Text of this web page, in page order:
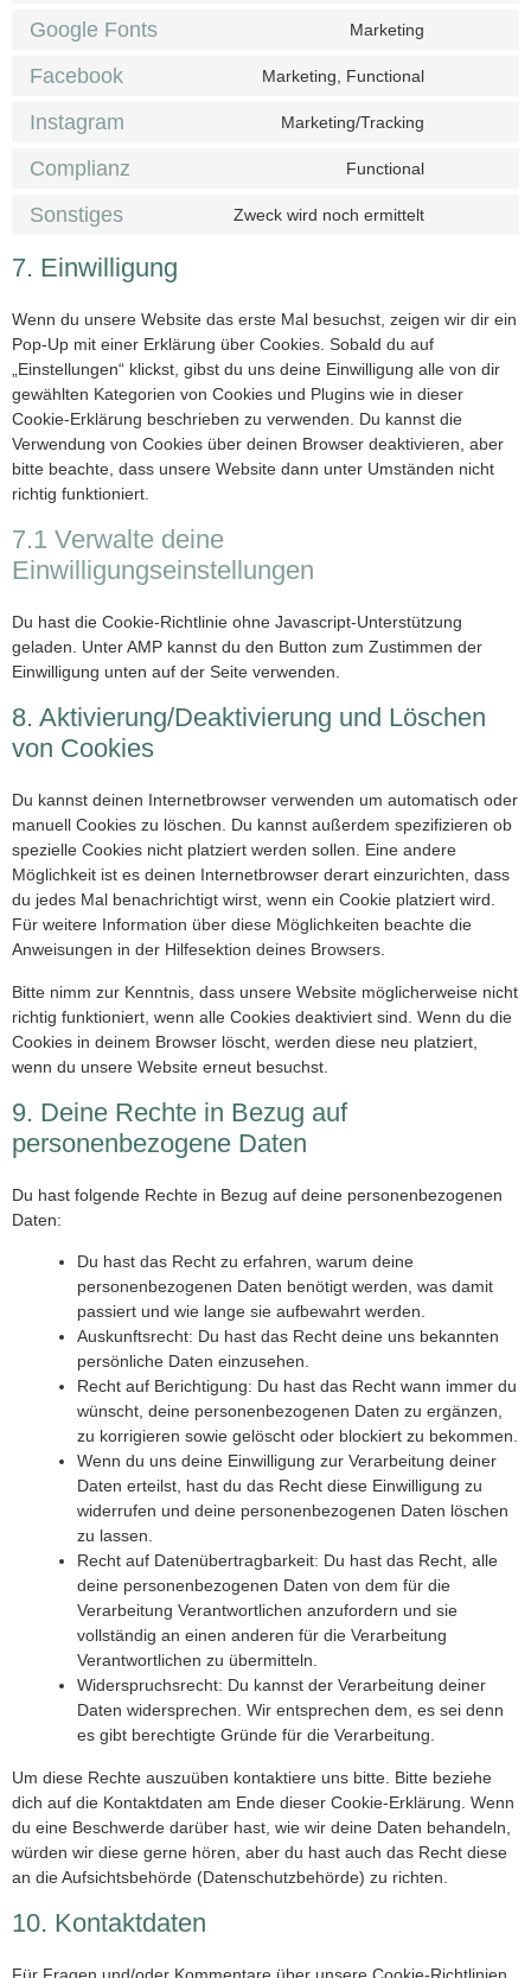
Google Fonts Marketing
Facebook Marketing, Functional
Instagram Marketing/Tracking
Complianz Functional
Sonstiges Zweck wird noch ermittelt
7. Einwilligung
Wenn du unsere Website das erste Mal besuchst, zeigen wir dir ein
Pop-Up mit einer Erklärung über Cookies. Sobald du auf
„Einstellungen“ klickst, gibst du uns deine Einwilligung alle von dir
gewählten Kategorien von Cookies und Plugins wie in dieser
Cookie-Erklärung beschrieben zu verwenden. Du kannst die
Verwendung von Cookies über deinen Browser deaktivieren, aber
bitte beachte, dass unsere Website dann unter Umständen nicht
richtig funktioniert.
7.1 Verwalte deine
Einwilligungseinstellungen
Du hast die Cookie-Richtlinie ohne Javascript-Unterstützung
geladen. Unter AMP kannst du den Button zum Zustimmen der
Einwilligung unten auf der Seite verwenden.
8. Aktivierung/Deaktivierung und Löschen
von Cookies
Du kannst deinen Internetbrowser verwenden um automatisch oder
manuell Cookies zu löschen. Du kannst außerdem spezifizieren ob
spezielle Cookies nicht platziert werden sollen. Eine andere
Möglichkeit ist es deinen Internetbrowser derart einzurichten, dass
du jedes Mal benachrichtigt wirst, wenn ein Cookie platziert wird.
Für weitere Information über diese Möglichkeiten beachte die
Anweisungen in der Hilfesektion deines Browsers.
Bitte nimm zur Kenntnis, dass unsere Website möglicherweise nicht
richtig funktioniert, wenn alle Cookies deaktiviert sind. Wenn du die
Cookies in deinem Browser löscht, werden diese neu platziert,
wenn du unsere Website erneut besuchst.
9. Deine Rechte in Bezug auf
personenbezogene Daten
Du hast folgende Rechte in Bezug auf deine personenbezogenen
Daten:
Du hast das Recht zu erfahren, warum deine
personenbezogenen Daten benötigt werden, was damit
passiert und wie lange sie aufbewahrt werden.
Auskunftsrecht: Du hast das Recht deine uns bekannten
persönliche Daten einzusehen.
Recht auf Berichtigung: Du hast das Recht wann immer du
wünscht, deine personenbezogenen Daten zu ergänzen,
zu korrigieren sowie gelöscht oder blockiert zu bekommen.
Wenn du uns deine Einwilligung zur Verarbeitung deiner
Daten erteilst, hast du das Recht diese Einwilligung zu
widerrufen und deine personenbezogenen Daten löschen
zu lassen.
Recht auf Datenübertragbarkeit: Du hast das Recht, alle
deine personenbezogenen Daten von dem für die
Verarbeitung Verantwortlichen anzufordern und sie
vollständig an einen anderen für die Verarbeitung
Verantwortlichen zu übermitteln.
Widerspruchsrecht: Du kannst der Verarbeitung deiner
Daten widersprechen. Wir entsprechen dem, es sei denn
es gibt berechtigte Gründe für die Verarbeitung.
Um diese Rechte auszuüben kontaktiere uns bitte. Bitte beziehe
dich auf die Kontaktdaten am Ende dieser Cookie-Erklärung. Wenn
du eine Beschwerde darüber hast, wie wir deine Daten behandeln,
würden wir diese gerne hören, aber du hast auch das Recht diese
an die Aufsichtsbehörde (Datenschutzbehörde) zu richten.
10. Kontaktdaten